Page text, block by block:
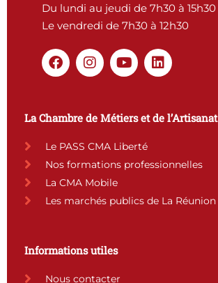
Du lundi au jeudi de 7h30 à 15h30
Le vendredi de 7h30 à 12h30
F
a
o
o
k
I
n
a
g
r
a
m
Y
o
b
e
L
i
e
d
La Chambre de Métiers et de l’Artisanat
Le PASS CMA Liberté
Nos formations professionnelles
La CMA Mobile
Les marchés publics de La Réunion
Informations utiles
Nous contacter